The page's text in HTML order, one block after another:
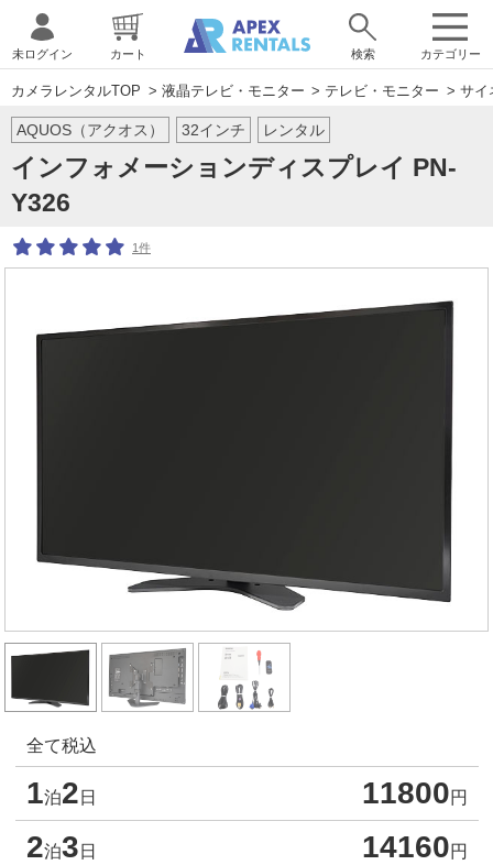
カテゴリー
未ログイン カート 検索
カメラレンタルTOP > 液晶テレビ・モニター > テレビ・モニター > サイ
AQUOS（アクオス）
インフォメーションディスプレイ PN-
Y326
32インチ レンタル
1件
全て税込
1泊2 日 11800円
2泊3 日 14160円